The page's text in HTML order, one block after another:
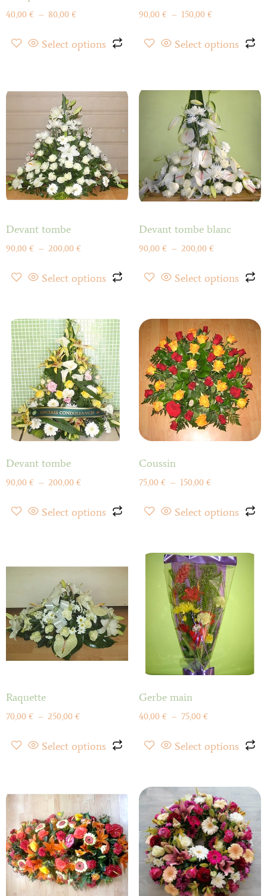
40,00 € – 80,00 €
Select options
90,00 € – 150,00 €
Select options
Devant tombe
90,00 € – 200,00 €
Select options
Devant tombe blanc
90,00 € – 200,00 €
Select options
Devant tombe
90,00 € – 200,00 €
Select options
Coussin
75,00 € – 150,00 €
Select options
Raquette
70,00 € – 250,00 €
Select options
Gerbe main
40,00 € – 75,00 €
Select options